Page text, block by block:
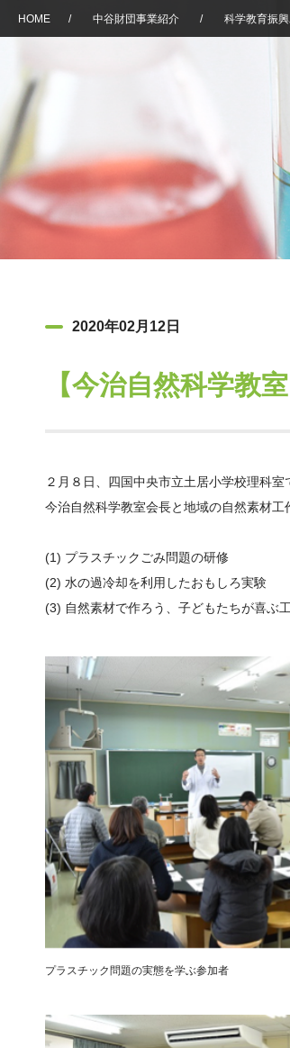
HOME / 中谷財団事業紹介 / 科学教育振
2020年02月12日
【今治自然科学教
２月８日、四国中央市立土居小学校理科
今治自然科学教室会長と地域の自然素材
(1) プラスチックごみ問題の研修
(2) 水の過冷却を利用したおもしろ実験
(3) 自然素材で作ろう、子どもたちが喜ぶ
プラスチック問題の実態を学ぶ参加者